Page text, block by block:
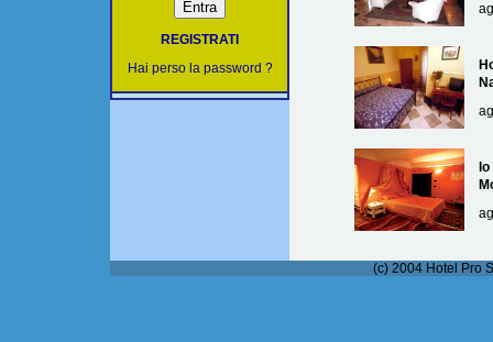
REGISTRATI
Hai perso la password ?
(c) 2004 Hotel Pro